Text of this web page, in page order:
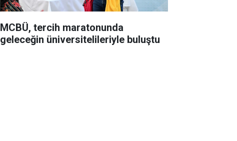
MCBÜ, tercih maratonunda
geleceğin üniversitelileriyle buluştu